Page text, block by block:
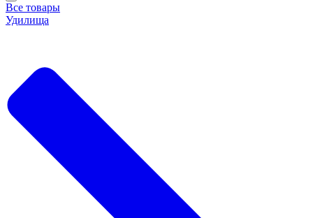
Все товары
Удилища